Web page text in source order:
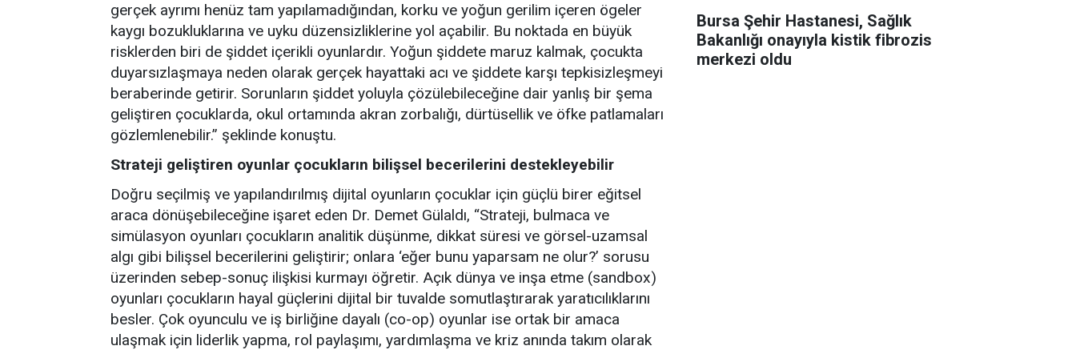
gerçek ayrımı henüz tam yapılamadığından, korku ve yoğun gerilim içeren ögeler
kaygı bozukluklarına ve uyku düzensizliklerine yol açabilir. Bu noktada en büyük
risklerden biri de şiddet içerikli oyunlardır. Yoğun şiddete maruz kalmak, çocukta
duyarsızlaşmaya neden olarak gerçek hayattaki acı ve şiddete karşı tepkisizleşmeyi
beraberinde getirir. Sorunların şiddet yoluyla çözülebileceğine dair yanlış bir şema
geliştiren çocuklarda, okul ortamında akran zorbalığı, dürtüsellik ve öfke patlamaları
gözlemlenebilir.” şeklinde konuştu.
Strateji geliştiren oyunlar çocukların bilişsel becerilerini destekleyebilir
Doğru seçilmiş ve yapılandırılmış dijital oyunların çocuklar için güçlü birer eğitsel
araca dönüşebileceğine işaret eden Dr. Demet Gülaldı, “Strateji, bulmaca ve
simülasyon oyunları çocukların analitik düşünme, dikkat süresi ve görsel-uzamsal
algı gibi bilişsel becerilerini geliştirir; onlara ‘eğer bunu yaparsam ne olur?’ sorusu
üzerinden sebep-sonuç ilişkisi kurmayı öğretir. Açık dünya ve inşa etme (sandbox)
oyunları çocukların hayal güçlerini dijital bir tuvalde somutlaştırarak yaratıcılıklarını
besler. Çok oyunculu ve iş birliğine dayalı (co-op) oyunlar ise ortak bir amaca
ulaşmak için liderlik yapma, rol paylaşımı, yardımlaşma ve kriz anında takım olarak
Bursa Şehir Hastanesi, Sağlık
Bakanlığı onayıyla kistik fibrozis
merkezi oldu